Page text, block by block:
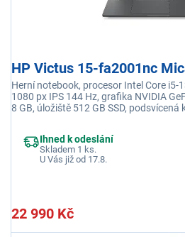
HP Victus 15-fa2001nc
Herní notebook, procesor Intel Core i5-
1080 px IPS 144 Hz, grafika NVIDIA
8 GB, úložiště 512 GB SSD, podsvícená
Ihned k odeslání
Skladem 1 ks.
U Vás již od 17.8.
22 990 Kč